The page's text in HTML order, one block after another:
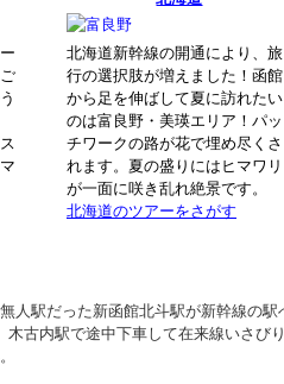
北海道新幹線の開通により、旅
行の選択肢が増えました！函館
から足を伸ばして夏に訪れたい
のは富良野・美瑛エリア！パッ
チワークの路が花で埋め尽くさ
れます。夏の盛りにはヒマワリ
が一面に咲き乱れ絶景です。
北海道のツアーをさがす
人駅だった新函館北斗駅が新幹線の
木古内駅で途中下車して在来線いさび